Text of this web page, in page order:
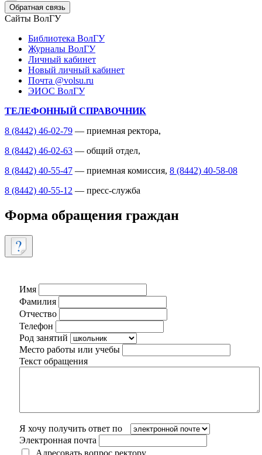
Обратная связь
Сайты ВолГУ
Библиотека ВолГУ
Журналы ВолГУ
Личный кабинет
Новый личный кабинет
Почта @volsu.ru
ЭИОС ВолГУ
ТЕЛЕФОННЫЙ СПРАВОЧНИК
8 (8442) 46-02-79 — приемная ректора,
8 (8442) 46-02-63 — общий отдел,
8 (8442) 40-55-47 — приемная комиссия, 8 (8442) 40-58-08
8 (8442) 40-55-12 — пресс-служба
Форма обращения граждан
Имя
Фамилия
Отчество
Телефон
Род занятий
Место работы или учебы
Текст обращения
Я хочу получить ответ по
Электронная почта